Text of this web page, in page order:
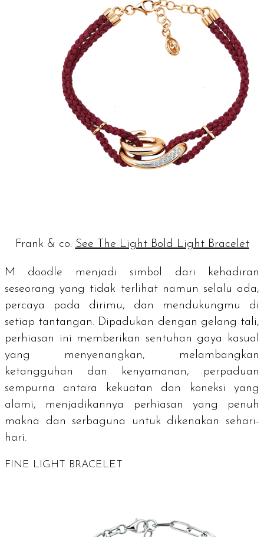
Frank & co. See The Light Bold Light Bracelet
M doodle menjadi simbol dari kehadiran
seseorang yang tidak terlihat namun selalu ada,
percaya pada dirimu, dan mendukungmu di
setiap tantangan. Dipadukan dengan gelang tali,
perhiasan ini memberikan sentuhan gaya kasual
yang menyenangkan, melambangkan
ketangguhan dan kenyamanan, perpaduan
sempurna antara kekuatan dan koneksi yang
alami, menjadikannya perhiasan yang penuh
makna dan serbaguna untuk dikenakan sehari-
hari.
FINE LIGHT BRACELET